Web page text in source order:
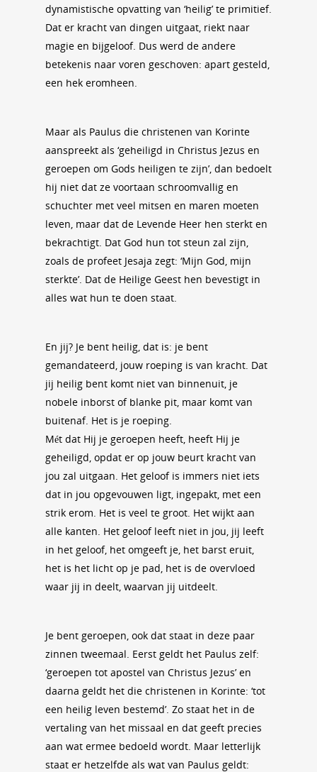
dynamistische opvatting van ‘heilig’ te primitief.
Dat er kracht van dingen uitgaat, riekt naar
magie en bijgeloof. Dus werd de andere
betekenis naar voren geschoven: apart gesteld,
een hek eromheen.
Maar als Paulus die christenen van Korinte
aanspreekt als ‘geheiligd in Christus Jezus en
geroepen om Gods heiligen te zijn’, dan bedoelt
hij niet dat ze voortaan schroomvallig en
schuchter met veel mitsen en maren moeten
leven, maar dat de Levende Heer hen sterkt en
bekrachtigt. Dat God hun tot steun zal zijn,
zoals de profeet Jesaja zegt: ‘Mijn God, mijn
sterkte’. Dat de Heilige Geest hen bevestigt in
alles wat hun te doen staat.
En jij? Je bent heilig, dat is: je bent
gemandateerd, jouw roeping is van kracht. Dat
jij heilig bent komt niet van binnenuit, je
nobele inborst of blanke pit, maar komt van
buitenaf. Het is je roeping.
Mét dat Hij je geroepen heeft, heeft Hij je
geheiligd, opdat er op jouw beurt kracht van
jou zal uitgaan. Het geloof is immers niet iets
dat in jou opgevouwen ligt, ingepakt, met een
strik erom. Het is veel te groot. Het wijkt aan
alle kanten. Het geloof leeft niet in jou, jij leeft
in het geloof, het omgeeft je, het barst eruit,
het is het licht op je pad, het is de overvloed
waar jij in deelt, waarvan jij uitdeelt.
Je bent geroepen, ook dat staat in deze paar
zinnen tweemaal. Eerst geldt het Paulus zelf:
‘geroepen tot apostel van Christus Jezus’ en
daarna geldt het die christenen in Korinte: ‘tot
een heilig leven bestemd’. Zo staat het in de
vertaling van het missaal en dat geeft precies
aan wat ermee bedoeld wordt. Maar letterlijk
staat er hetzelfde als wat van Paulus geldt: